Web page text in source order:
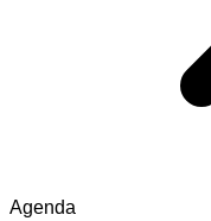
Agenda